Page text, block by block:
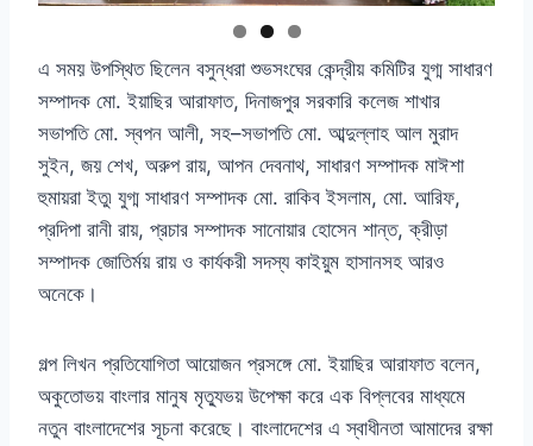
এ সময় উপস্থিত ছিলেন বসুন্ধরা শুভসংঘের কেন্দ্রীয় কমিটির যুগ্ম সাধারণ
সম্পাদক মো.ইয়াছির আরাফাত, দিনাজপুর সরকারি কলেজ শাখার
সভাপতি মো.স্বপন আলী, সহ–সভাপতি মো. আব্দুল্লাহ আল মুরাদ
সুইন, জয় শেখ, অরুপ রায়, আপন দেবনাথ, সাধারণ সম্পাদক মাঈশা
হুমায়রা ইতু৷ যুগ্ম সাধারণ সম্পাদক মো. রাকিব ইসলাম, মো. আরিফ,
প্রদিপা রানী রায়, প্রচার সম্পাদক সানোয়ার হোসেন শান্ত,ক্রীড়া
সম্পাদক জোতির্ময় রায় ও কার্যকরী সদস্য কাইয়ুম হাসানসহ আরও
অনেকে।
গল্প লিখন প্রতিযোগিতা আয়োজন প্রসঙ্গে মো.ইয়াছির আরাফাত বলেন,
অকুতোভয় বাংলার মানুষ মৃত্যুভয় উপেক্ষা করে এক বিপ্লবের মাধ্যমে
নতুন বাংলাদেশের সূচনা করেছে। বাংলাদেশের এ স্বাধীনতা আমাদের রক্ষা